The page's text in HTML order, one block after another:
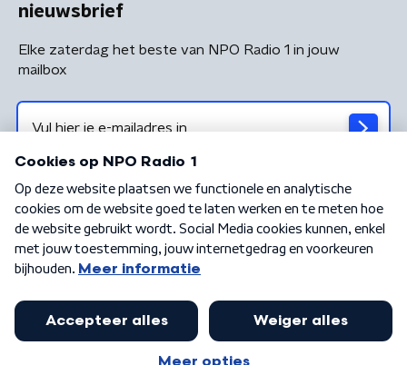
nieuwsbrief
Elke zaterdag het beste van NPO Radio 1 in jouw
mailbox
Algemene voorwaarden